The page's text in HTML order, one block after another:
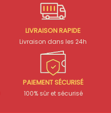
LIVRAISON RAPIDE
Livraison dans les 24h
PAIEMENT SÉCURISÉ
100% sûr et sécurisé